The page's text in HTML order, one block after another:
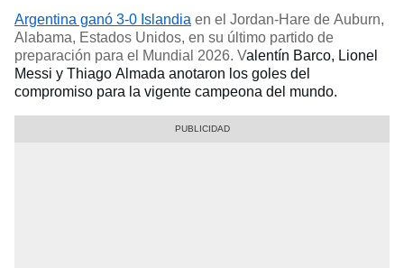
Argentina ganó 3-0 Islandia en el Jordan-Hare de Auburn,
Alabama, Estados Unidos, en su último partido de
preparación para el Mundial 2026. Valentín Barco, Lionel
Messi y Thiago Almada anotaron los goles del
compromiso para la vigente campeona del mundo.